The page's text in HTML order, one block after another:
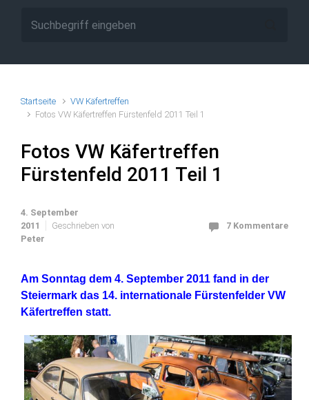
Startseite
VW Käfertreffen
Fotos VW Käfertreffen Fürstenfeld 2011 Teil 1
Fotos VW Käfertreffen
Fürstenfeld 2011 Teil 1
4. September
2011
Geschrieben von
Peter
7 Kommentare
Am Sonntag dem 4. September 2011 fand in der
Steiermark das 14. internationale Fürstenfelder VW
Käfertreffen statt.